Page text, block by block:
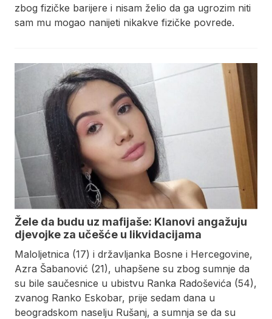
zbog fizičke barijere i nisam želio da ga ugrozim niti
sam mu mogao nanijeti nikakve fizičke povrede.
Žele da budu uz mafijaše: Klanovi angažuju
djevojke za učešće u likvidacijama
Maloljetnica (17) i državljanka Bosne i Hercegovine,
Azra Šabanović (21), uhapšene su zbog sumnje da
su bile saučesnice u ubistvu Ranka Radoševića (54),
zvanog Ranko Eskobar, prije sedam dana u
beogradskom naselju Rušanj, a sumnja se da su